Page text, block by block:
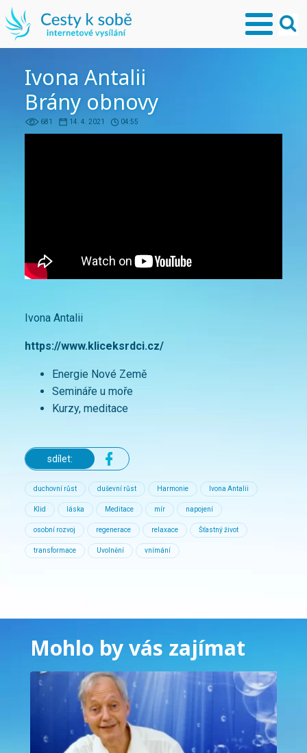
Ivona Antalii
Brány obnovy
681 14. 4. 2021 04:55
Ivona Antalii
https://www.kliceksrdci.cz/
Energie Nové Země
Semináře u moře
Kurzy, meditace
sdílet:
duchovní růst duševní růst Harmonie Ivona Antalii
Klid láska Meditace mír napojení
osobní rozvoj regenerace relaxace Šťastný život
transformace Uvolnění vnímání
Mohlo by vás zajímat